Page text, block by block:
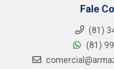
Fale
(81)
(81)